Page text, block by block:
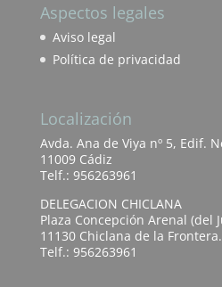
Aspectos legales
Aviso legal
Política de privacidad
Localización
Avda. Ana de Viya nº 5, Edif.
11009 Cádiz
Telf.: 956263961
DELEGACION CHICLANA
Plaza Concepción Arenal (del
11130 Chiclana de la Frontera.
Telf.: 956263961